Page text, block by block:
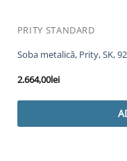
PRITY STANDARD
Soba metalică, Prity, SK,
2.664,00lei